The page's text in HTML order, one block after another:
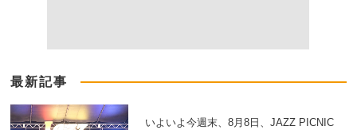
最新記事
いよいよ今週末、8月8日、JAZZ PICNIC